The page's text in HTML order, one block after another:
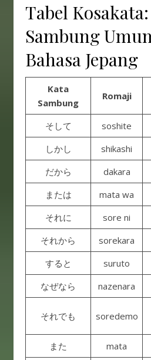
Tabel
Sambung
Bahasa Jepang
Kata
Sambung
Romaji
そして soshite
しかし
shikashi
だから
dakara
または
mata wa
それに
sore ni
それから
sorekara
すると
suruto
なぜなら
nazenara
それでも soredemo
また
mata